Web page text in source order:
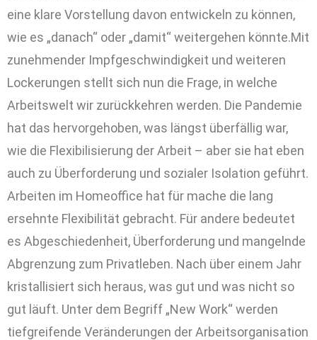
eine klare Vorstellung davon entwickeln zu können,
wie es „danach“ oder „damit“ weitergehen könnte.Mit
zunehmender Impfgeschwindigkeit und weiteren
Lockerungen stellt sich nun die Frage, in welche
Arbeitswelt wir zurückkehren werden. Die Pandemie
hat das hervorgehoben, was längst überfällig war,
wie die Flexibilisierung der Arbeit – aber sie hat eben
auch zu Überforderung und sozialer Isolation geführt.
Arbeiten im Homeoffice hat für mache die lang
ersehnte Flexibilität gebracht. Für andere bedeutet
es Abgeschiedenheit, Überforderung und mangelnde
Abgrenzung zum Privatleben. Nach über einem Jahr
kristallisiert sich heraus, was gut und was nicht so
gut läuft. Unter dem Begriff „New Work“ werden
tiefgreifende Veränderungen der Arbeitsorganisation